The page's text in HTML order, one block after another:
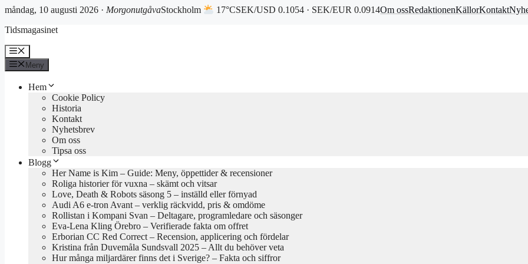
måndag, 10 augusti 2026 · MorgonutgåvaStockholm 17°CSEK/USD 0.1054 · SEK/EUR 0.0914Om ossRedaktionenKällorKontakt
till
Tidsmagasinet
Meny
Meny
Hem
Cookie Policy
Historia
Kontakt
Nyhetsbrev
Om oss
Tipsa oss
Blogg
Her Name is Kim – Guide: Meny, öppettider & recensioner
Roliga historier för vuxna – skämt och vitsar
Love, Death & Robots säsong 5 – inställd eller förnyad
Audi A6 e-tron Avant – verklig räckvidd, pris & omdöme
Rollistan i Kompani Svan – Deltagare, programledare och säsonger
Eva-Lena Kling Örebro – Verifierade fakta om offret
Erborian CC Red Correct – Recension, applicering och fördelar
Kristina från Duvemåla Sundsvall 2025 – Allt du behöver veta
Hur många miljardärer finns det i Sverige? – Fakta och siffror